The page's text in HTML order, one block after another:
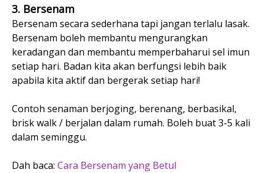
3. Bersenam
Bersenam secara sederhana tapi jangan terlalu lasak.
Bersenam boleh membantu mengurangkan
keradangan dan membantu memperbaharui sel imun
setiap hari. Badan kita akan berfungsi lebih baik
apabila kita aktif dan bergerak setiap hari!
Contoh senaman berjoging, berenang, berbasikal,
brisk walk / berjalan dalam rumah. Boleh buat 3-5 kali
dalam seminggu.
Dah baca: Cara Bersenam yang Betul